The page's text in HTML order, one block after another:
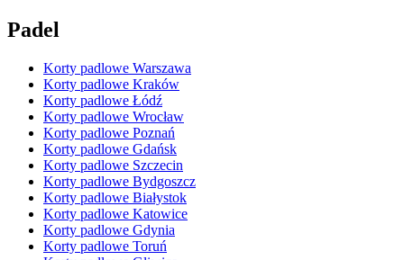
Padel
Korty padlowe Warszawa
Korty padlowe Kraków
Korty padlowe Łódź
Korty padlowe Wrocław
Korty padlowe Poznań
Korty padlowe Gdańsk
Korty padlowe Szczecin
Korty padlowe Bydgoszcz
Korty padlowe Białystok
Korty padlowe Katowice
Korty padlowe Gdynia
Korty padlowe Toruń